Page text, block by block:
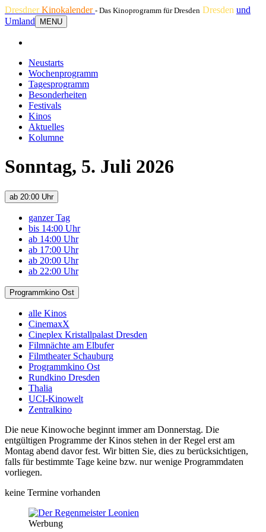
DresdnerKinokalender - Das Kinoprogramm für Dresden Dresden und
Umland
MENU
Neustarts
Wochenprogramm
Tagesprogramm
Besonderheiten
Festivals
Kinos
Aktuelles
Kolumne
Sonntag, 5. Juli 2026
ab 20:00 Uhr
ganzer Tag
bis 14:00 Uhr
ab 14:00 Uhr
ab 17:00 Uhr
ab 20:00 Uhr
ab 22:00 Uhr
Programmkino Ost
alle Kinos
CinemaxX
Cineplex Kristallpalast Dresden
Filmnächte am Elbufer
Filmtheater Schauburg
Programmkino Ost
Rundkino Dresden
Thalia
UCI-Kinowelt
Zentralkino
Die neue Kinowoche beginnt immer am Donnerstag. Die
entgültigen Programme der Kinos stehen in der Regel erst am
Montag abend davor fest. Wir bitten Sie, dies zu berücksichtigen,
falls für bestimmte Tage keine bzw. nur wenige Programmdaten
vorliegen.
keine Termine vorhanden
Werbung